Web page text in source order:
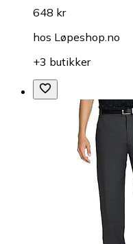
648 kr
hos Løpeshop.no
+3 butikker